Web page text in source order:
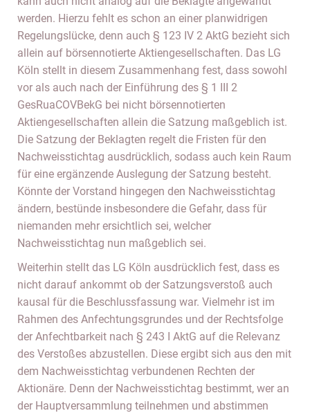
werden. Hierzu fehlt es schon an einer planwidrigen
Regelungslücke, denn auch § 123 IV 2 AktG bezieht sich
allein auf börsennotierte Aktiengesellschaften. Das LG
Köln stellt in diesem Zusammenhang fest, dass sowohl
vor als auch nach der Einführung des § 1 III 2
GesRuaCOVBekG bei nicht börsennotierten
Aktiengesellschaften allein die Satzung maßgeblich ist.
Die Satzung der Beklagten regelt die Fristen für den
Nachweisstichtag ausdrücklich, sodass auch kein Raum
für eine ergänzende Auslegung der Satzung besteht.
Könnte der Vorstand hingegen den Nachweisstichtag
ändern, bestünde insbesondere die Gefahr, dass für
niemanden mehr ersichtlich sei, welcher
Nachweisstichtag nun maßgeblich sei.
Weiterhin stellt das LG Köln ausdrücklich fest, dass es
nicht darauf ankommt ob der Satzungsverstoß auch
kausal für die Beschlussfassung war. Vielmehr ist im
Rahmen des Anfechtungsgrundes und der Rechtsfolge
der Anfechtbarkeit nach § 243 I AktG auf die Relevanz
des Verstoßes abzustellen. Diese ergibt sich aus den mit
dem Nachweisstichtag verbundenen Rechten der
Aktionäre. Denn der Nachweisstichtag bestimmt, wer an
der Hauptversammlung teilnehmen und abstimmen